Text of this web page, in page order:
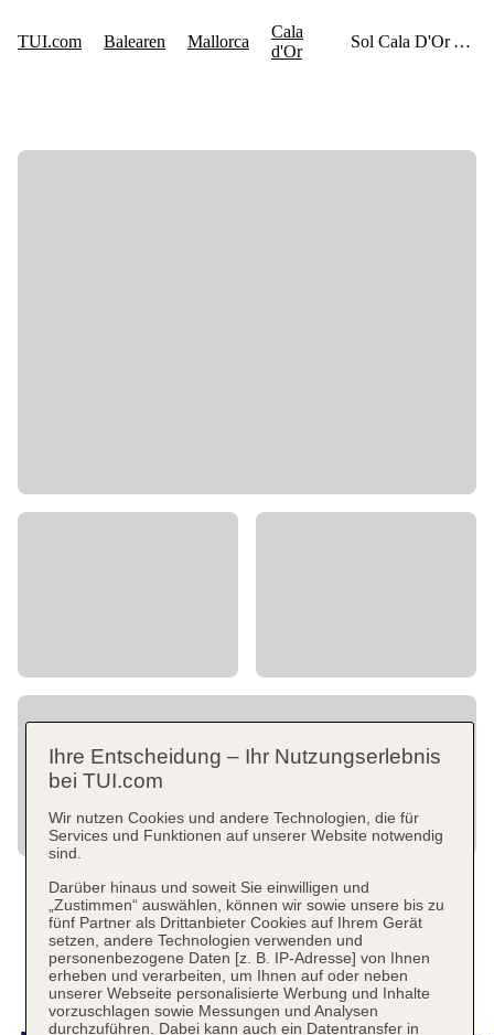
Ihre Entscheidung – Ihr Nutzungserlebnis
bei TUI.com
Wir nutzen Cookies und andere Technologien, die für
Services und Funktionen auf unserer Website notwendig
sind.
Darüber hinaus und soweit Sie einwilligen und
„Zustimmen“ auswählen, können wir sowie unsere bis zu
fünf Partner als Drittanbieter Cookies auf Ihrem Gerät
setzen, andere Technologien verwenden und
personenbezogene Daten [z. B. IP-Adresse] von Ihnen
erheben und verarbeiten, um Ihnen auf oder neben
unserer Webseite personalisierte Werbung und Inhalte
vorzuschlagen sowie Messungen und Analysen
durchzuführen. Dabei kann auch ein Datentransfer in